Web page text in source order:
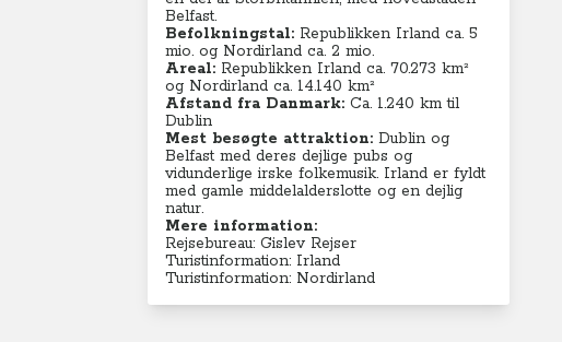
Belfast.
Befolkningstal: Republikken Irland ca. 5
mio. og Nordirland ca. 2 mio.
Areal: Republikken Irland ca. 70.273 km²
og Nordirland ca. 14.140km²
Afstand fra Danmark: Ca. 1.240 km til
Dublin
Mest besøgte attraktion: Dublin og
Belfast med deres dejlige pubs og
vidunderlige irske folkemusik. Irland er fyldt
med gamle middelalderslotte og en dejlig
natur.
Mere information:
Rejsebureau: Gislev Rejser
Turistinformation: Irland
Turistinformation: Nordirland